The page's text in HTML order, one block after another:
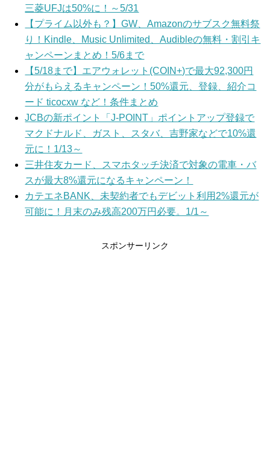
三菱UFJは50%に！～5/31
【プライム以外も？】GW、Amazonのサブスク無料祭
り！Kindle、Music Unlimited、Audibleの無料・割引キ
ャンペーンまとめ！5/6まで
【5/18まで】エアウォレット(COIN+)で最大92,300円
分がもらえるキャンペーン！50%還元、登録、紹介コ
ード ticocxw など！条件まとめ
JCBの新ポイント「J-POINT」ポイントアップ登録で
マクドナルド、ガスト、スタバ、吉野家などで10%還
元に！1/13～
三井住友カード、スマホタッチ決済で対象の電車・バ
スが最大8%還元になるキャンペーン！
カテエネBANK、未契約者でもデビット利用2%還元が
可能に！月末のみ残高200万円必要。1/1～
スポンサーリンク